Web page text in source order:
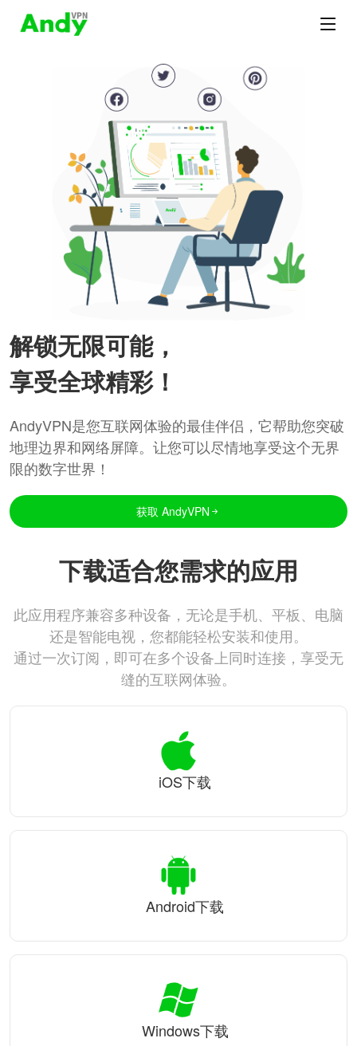
解锁无限可能，
享受全球精彩！
AndyVPN是您互联网体验的最佳伴侣，它帮助您突破
地理边界和网络屏障。让您可以尽情地享受这个无界
限的数字世界！
获取 AndyVPN
下载适合您需求的应用
此应用程序兼容多种设备，无论是手机、平板、电脑
还是智能电视，您都能轻松安装和使用。
通过一次订阅，即可在多个设备上同时连接，享受无
缝的互联网体验。
iOS下载
Android下载
Windows下载